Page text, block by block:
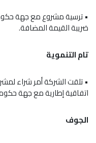
• ترسية مشروع مع جهة
ضريبة القيمة المضافة.
تام التنموية
• تلقت الشركة أمر شراء
اتفاقية إطارية مع جهة
الجوف